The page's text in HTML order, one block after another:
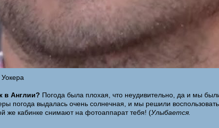
в Англии? Погода была плохая, что неудивительно, да и мы
погода выдалась очень солнечная, и мы решили
же кабинке снимают на фотоаппарат тебя! (Улыбается.